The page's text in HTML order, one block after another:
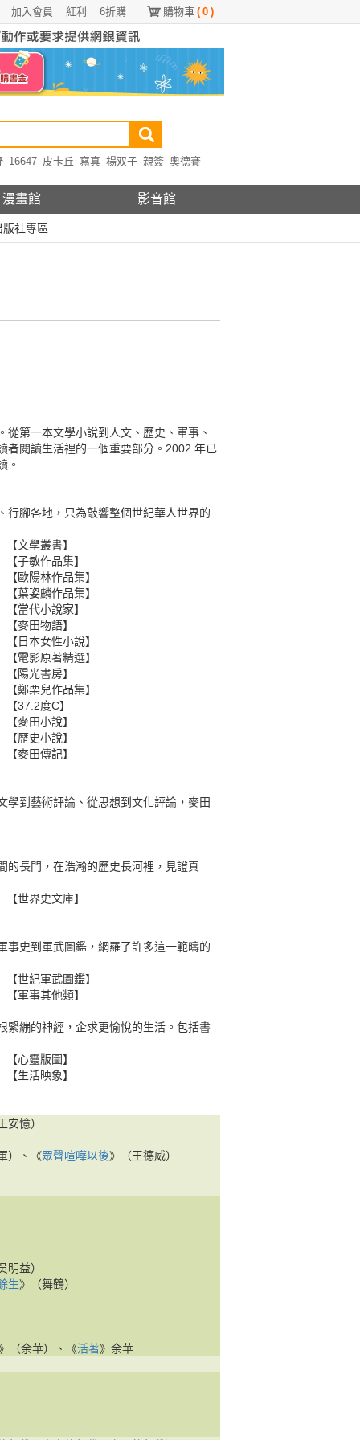
購物車 ( 0 )
6折購
紅利
加入會員
16647 皮卡丘 寫真 楊双子 親簽 奧德賽
漫畫館 影音館
版社專區
第一本文學小說到人文、歷史、軍事、
者閱讀生活裡的一個重要部分。2002 年已
。
行腳各地，只為敲響整個世紀華人世界的
【文學叢書】
【子敏作品集】
【歐陽林作品集】
【葉姿麟作品集】
【當代小說家】
【麥田物語】
【日本女性小說】
【電影原著精選】
【陽光書房】
【鄭栗兒作品集】
【37.2度C】
【麥田小說】
【歷史小說】
【麥田傳記】
學到藝術評論、從思想到文化評論，麥田
的長門，在浩瀚的歷史長河裡，見證真
【世界史文庫】
事史到軍武圖鑑，網羅了許多這一範疇的
【世紀軍武圖鑑】
【軍事其他類】
緊繃的神經，企求更愉悅的生活。包括書
【心靈版圖】
【生活映象】
安憶）
）、《眾聲喧嘩以後》（王德威）
明益）
生》（舞鶴）
（余華）、《活著》余華